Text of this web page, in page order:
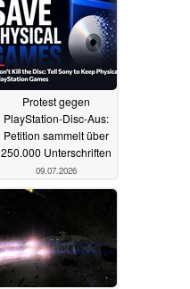
Protest gegen
PlayStation-Disc-Aus:
Petition sammelt über
250.000 Unterschriften
09.07.2026